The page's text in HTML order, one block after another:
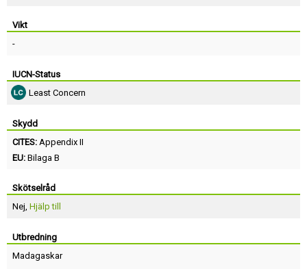
Vikt
-
IUCN-Status
Least Concern
Skydd
CITES: Appendix II
EU: Bilaga B
Skötselråd
Nej, Hjälp till
Utbredning
Madagaskar